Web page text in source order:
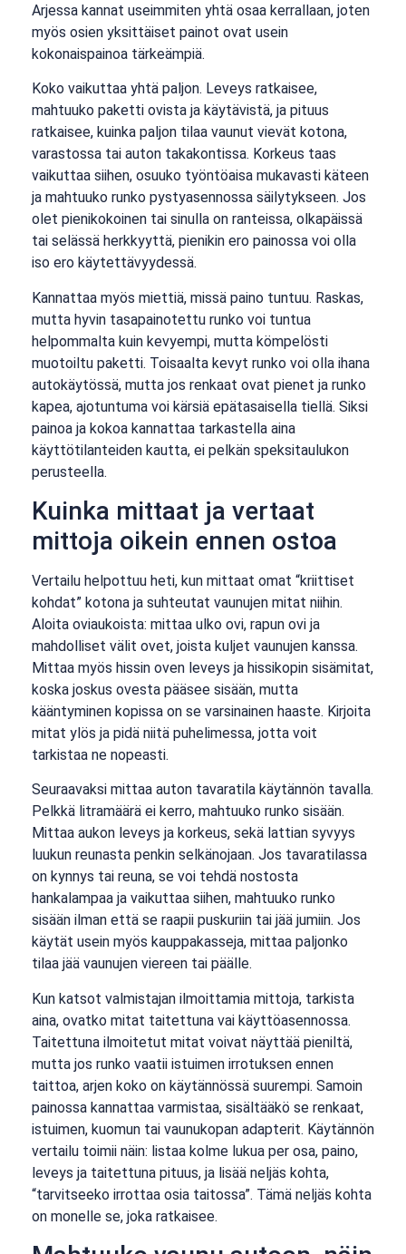
Arjessa kannat useimmiten yhtä osaa kerrallaan, joten
myös osien yksittäiset painot ovat usein
kokonaispainoa tärkeämpiä.
Koko vaikuttaa yhtä paljon. Leveys ratkaisee,
mahtuuko paketti ovista ja käytävistä, ja pituus
ratkaisee, kuinka paljon tilaa vaunut vievät kotona,
varastossa tai auton takakontissa. Korkeus taas
vaikuttaa siihen, osuuko työntöaisa mukavasti käteen
ja mahtuuko runko pystyasennossa säilytykseen. Jos
olet pienikokoinen tai sinulla on ranteissa, olkapäissä
tai selässä herkkyyttä, pienikin ero painossa voi olla
iso ero käytettävyydessä.
Kannattaa myös miettiä, missä paino tuntuu. Raskas,
mutta hyvin tasapainotettu runko voi tuntua
helpommalta kuin kevyempi, mutta kömpelösti
muotoiltu paketti. Toisaalta kevyt runko voi olla ihana
autokäytössä, mutta jos renkaat ovat pienet ja runko
kapea, ajotuntuma voi kärsiä epätasaisella tiellä. Siksi
painoa ja kokoa kannattaa tarkastella aina
käyttötilanteiden kautta, ei pelkän speksitaulukon
perusteella.
Kuinka mittaat ja vertaat
mittoja oikein ennen ostoa
Vertailu helpottuu heti, kun mittaat omat “kriittiset
kohdat” kotona ja suhteutat vaunujen mitat niihin.
Aloita oviaukoista: mittaa ulko ovi, rapun ovi ja
mahdolliset välit ovet, joista kuljet vaunujen kanssa.
Mittaa myös hissin oven leveys ja hissikopin sisämitat,
koska joskus ovesta pääsee sisään, mutta
kääntyminen kopissa on se varsinainen haaste. Kirjoita
mitat ylös ja pidä niitä puhelimessa, jotta voit
tarkistaa ne nopeasti.
Seuraavaksi mittaa auton tavaratila käytännön tavalla.
Pelkkä litramäärä ei kerro, mahtuuko runko sisään.
Mittaa aukon leveys ja korkeus, sekä lattian syvyys
luukun reunasta penkin selkänojaan. Jos tavaratilassa
on kynnys tai reuna, se voi tehdä nostosta
hankalampaa ja vaikuttaa siihen, mahtuuko runko
sisään ilman että se raapii puskuriin tai jää jumiin. Jos
käytät usein myös kauppakasseja, mittaa paljonko
tilaa jää vaunujen viereen tai päälle.
Kun katsot valmistajan ilmoittamia mittoja, tarkista
aina, ovatko mitat taitettuna vai käyttöasennossa.
Taitettuna ilmoitetut mitat voivat näyttää pieniltä,
mutta jos runko vaatii istuimen irrotuksen ennen
taittoa, arjen koko on käytännössä suurempi. Samoin
painossa kannattaa varmistaa, sisältääkö se renkaat,
istuimen, kuomun tai vaunukopan adapterit. Käytännön
vertailu toimii näin: listaa kolme lukua per osa, paino,
leveys ja taitettuna pituus, ja lisää neljäs kohta,
“tarvitseeko irrottaa osia taitossa”. Tämä neljäs kohta
on monelle se, joka ratkaisee.